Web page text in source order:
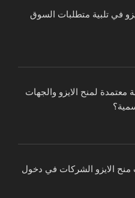
في تلبية متطلبات السوق
لمنح الايزو والجهات
الايزو الشركات في دخول